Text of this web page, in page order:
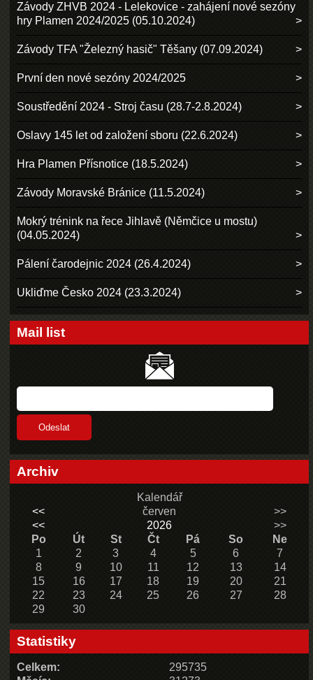
Závody ZHVB 2024 - Lelekovice - zahájení nové sezóny
hry Plamen 2024/2025 (05.10.2024)
Závody TFA "Železný hasič" Těšany (07.09.2024)
První den nové sezóny 2024/2025
Soustředění 2024 - Stroj času (28.7-2.8.2024)
Oslavy 145 let od založení sboru (22.6.2024)
Hra Plamen Přísnotice (18.5.2024)
Závody Moravské Bránice (11.5.2024)
Mokrý trénink na řece Jihlavě (Němčice u mostu)
(04.05.2024)
Pálení čarodejnic 2024 (26.4.2024)
Ukliďme Česko 2024 (23.3.2024)
Mail list
Archiv
Kalendář
<<
červen
>>
<<
2026
>>
Po
Út St Čt Pá So
Ne
1
2 3 4 5 6
7
8
9 10 11 12 13
14
15
16 17 18 19 20
21
22
23 24 25 26 27
28
29
30
Statistiky
Celkem:
295735